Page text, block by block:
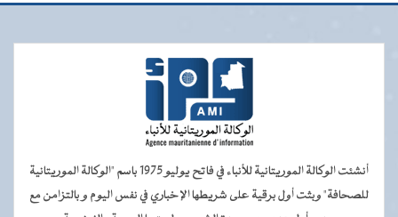
أنشئت الوكالة الموريتانية للأنباء في فاتح يوليو 1975 باسم "الوكالة الموريتانية
للصحافة" وبثت أول برقية على شريطها الإخباري في نفس اليوم و بالتزامن مع